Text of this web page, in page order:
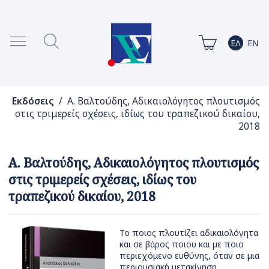
Εκδόσεις / Α. Βαλτούδης, Αδικαιολόγητος πλουτισμός
στις τριμερείς σχέσεις, ιδίως του τραπεζικού δικαίου,
2018
Α. Βαλτούδης, Αδικαιολόγητος πλουτισμός
στις τριμερείς σχέσεις, ιδίως του
τραπεζικού δικαίου, 2018
Το ποιος πλουτίζει αδικαιολόγητα
και σε βάρος ποιου και με ποιο
περιεχόμενο ευθύνης, όταν σε μια